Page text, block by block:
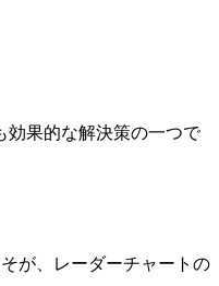
効果的な解決策の一つで
が、レーダーチャートの